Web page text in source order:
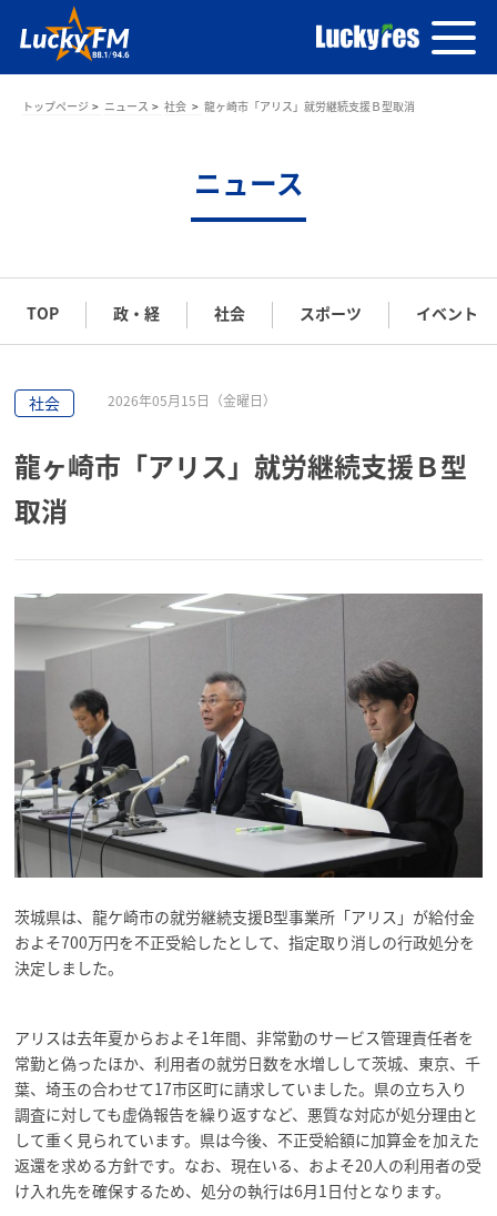
トップページ ニュース 社会 龍ヶ崎市「アリス」就労継続支援Ｂ型取消
ニュース
TOP 政・経 社会 スポーツ イベント
社会 2026年05月15日（金曜日）
龍ヶ崎市「アリス」就労継続支援Ｂ型
取消
茨城県は、龍ケ崎市の就労継続支援B型事業所「アリス」が給付金
およそ700万円を不正受給したとして、指定取り消しの行政処分を
決定しました。
アリスは去年夏からおよそ1年間、非常勤のサービス管理責任者を
常勤と偽ったほか、利用者の就労日数を水増しして茨城、東京、千
葉、埼玉の合わせて17市区町に請求していました。県の立ち入り
調査に対しても虚偽報告を繰り返すなど、悪質な対応が処分理由と
して重く見られています。県は今後、不正受給額に加算金を加えた
返還を求める方針です。なお、現在いる、およそ20人の利用者の受
け入れ先を確保するため、処分の執行は6月1日付となります。